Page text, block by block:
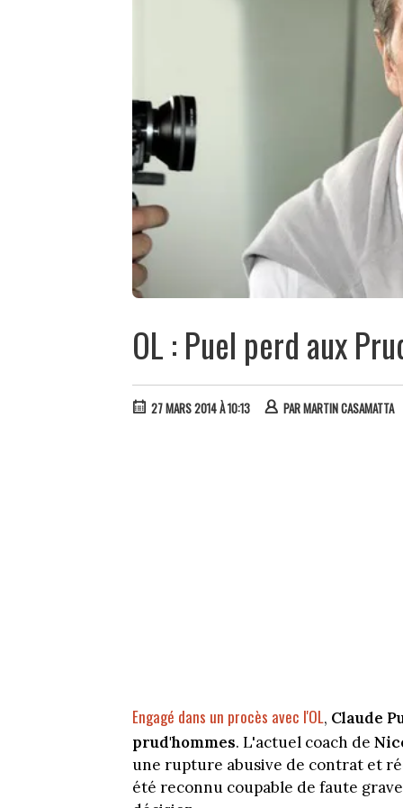
OL : Puel perd aux
27 MARS 2014 À 10:13 PARMARTIN CASAMATTA
Engagé dans un procès avec l'OL, Claude
prud'hommes. L'actuel coach de
une rupture abusive de contrat et
été reconnu coupable de faute